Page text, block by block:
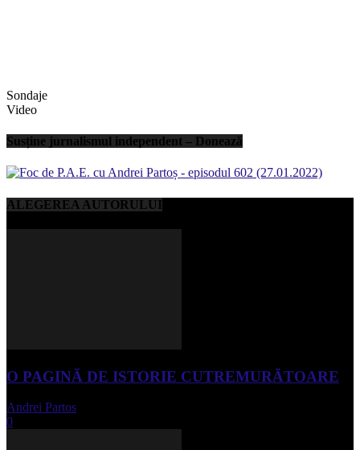
Sondaje
Video
Susține jurnalismul independent – Donează
ALEGEREA AUTORULUI
O PAGINĂ DE ISTORIE CUTREMURĂTOARE
Andrei Partos
0